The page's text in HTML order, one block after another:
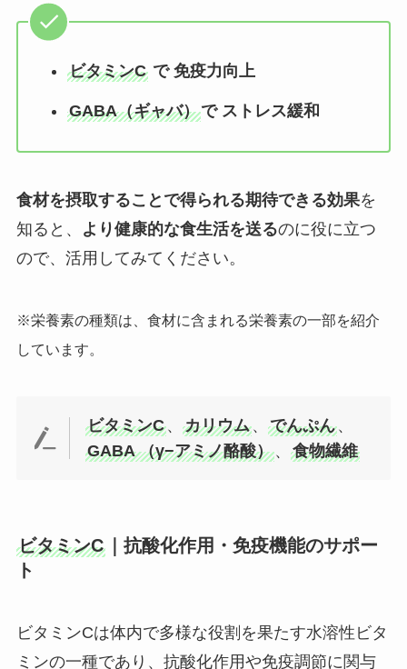
ビタミンCで 免疫力向上
GABA（ギャバ）で ストレス緩和
食材を摂取することで得られる期待できる効果を
知ると、
より健康的な食生活を送るのに役に立つ
ので、活用してみてください。
※栄養素の種類は、食材に含まれる栄養素の一部を紹介
しています。
ビタミンC、カリウム、でんぷん、
GABA （γ−アミノ酪酸）、食物繊維
ビタミンC｜抗酸化作用・免疫機能のサポー
ト
ビタミンCは体内で多様な役割を果たす水溶性ビタ
ミンの一種であり、抗酸化作用や免疫調節に関与